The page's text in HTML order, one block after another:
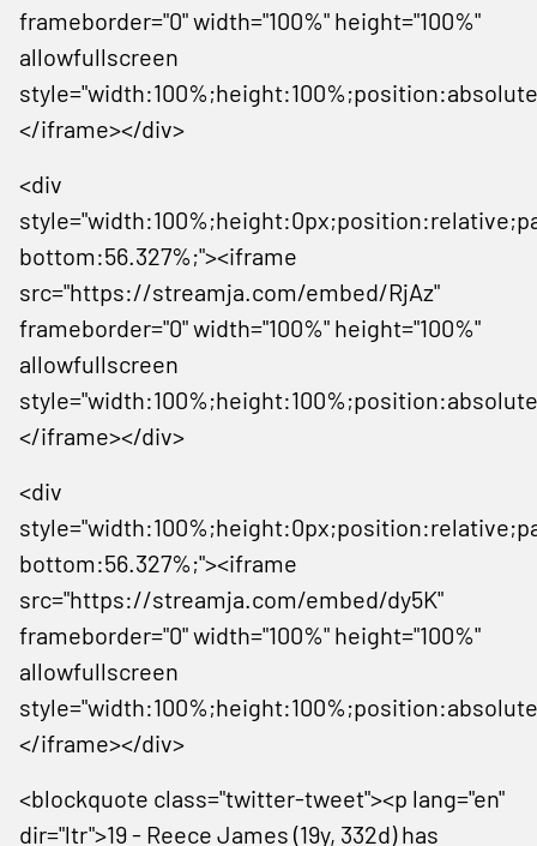
frameborder="0" width="100%" height="100%"
allowfullscreen
</iframe></div>
<div
bottom:56.327%;"><iframe
src="https://streamja.com/embed/RjAz"
frameborder="0" width="100%" height="100%"
allowfullscreen
</iframe></div>
<div
bottom:56.327%;"><iframe
src="https://streamja.com/embed/dy5K"
frameborder="0" width="100%" height="100%"
allowfullscreen
</iframe></div>
<blockquote class="twitter-tweet"><p lang="en"
dir="ltr">19 - Reece James (19y, 332d) has